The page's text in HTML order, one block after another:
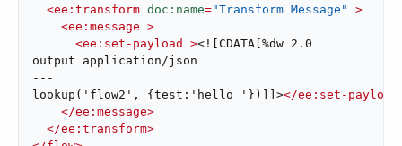
<ee:transform doc:name="Transform Message"
>
<ee:message >
<ee:set-payload ><![CDATA[%dw 2.0
output application/json
---
lookup('flow2', {test:'hello '})]]></ee:set-payload
</ee:message>
</ee:transform>